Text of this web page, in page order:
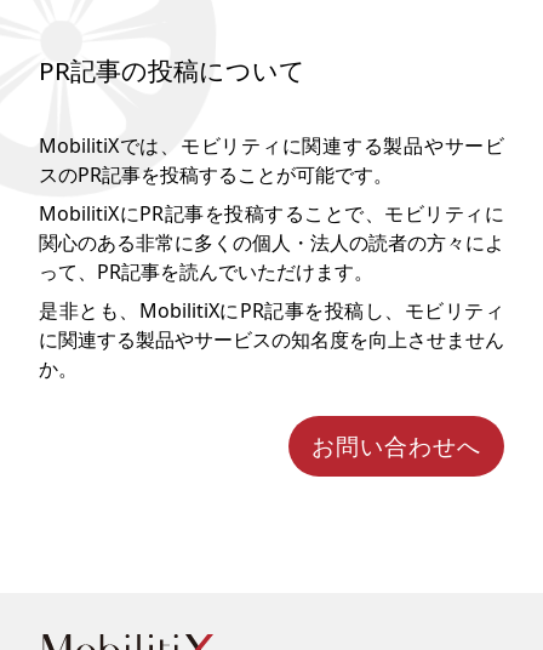
PR記事の投稿について
MobilitiXでは、モビリティに関連する製品やサービ
スのPR記事を投稿することが可能です。
MobilitiXにPR記事を投稿することで、モビリティに
関心のある非常に多くの個人・法人の読者の方々によ
って、PR記事を読んでいただけます。
是非とも、MobilitiXにPR記事を投稿し、モビリティ
に関連する製品やサービスの知名度を向上させません
か。
お問い合わせへ